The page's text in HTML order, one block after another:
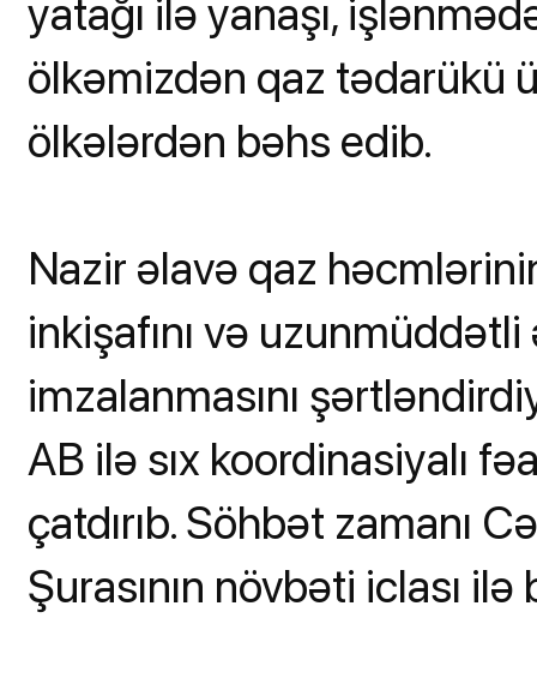
yatağı ilə yanaşı,
ölkəmizdən qaz tədarükü
ölkələrdən bəhs edib.
Nazir əlavə qaz
inkişafını və
imzalanmasını
AB ilə sıx koordinasiyalı
çatdırıb. Söhbət zamanı
Şurasının növbəti iclası